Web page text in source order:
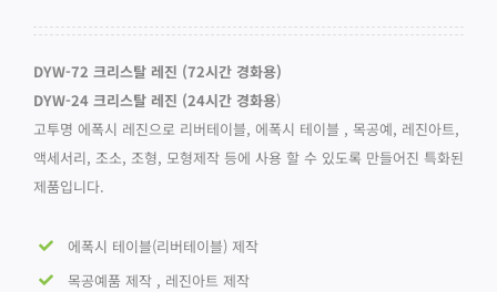
DYW-72 크리스탈 레진 (72시간 경화용)
DYW-24 크리스탈 레진 (24시간 경화용)
고투명 에폭시 레진으로 리버테이블, 에폭시 테이블 , 목공예, 레진아트,
액세서리, 조소, 조형, 모형제작 등에 사용 할 수 있도록 만들어진 특화된
제품입니다.
에폭시 테이블(리버테이블) 제작
목공예품 제작 , 레진아트 제작